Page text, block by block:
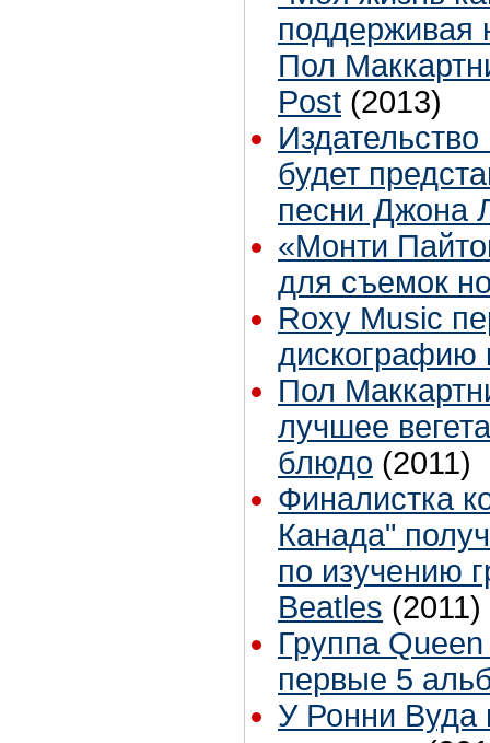
поддерживая
Пол
Post (2013)
будет
песни Джона
«Монти
для съемок
Roxy Music
Пол
лучшее
блюдо (2011)
Финалистка
Канада"
по изучению
Beatles (2011)
Группа
первые 5
У Ронни Вуда